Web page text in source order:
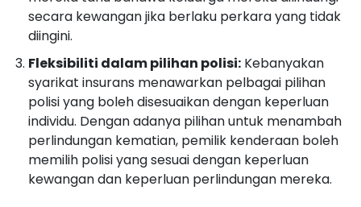
secara kewangan jika berlaku perkara yang tidak
diingini.
Fleksibiliti dalam pilihan polisi: Kebanyakan
syarikat insurans menawarkan pelbagai pilihan
polisi yang boleh disesuaikan dengan keperluan
individu. Dengan adanya pilihan untuk menambah
perlindungan kematian, pemilik kenderaan boleh
memilih polisi yang sesuai dengan keperluan
kewangan dan keperluan perlindungan mereka.